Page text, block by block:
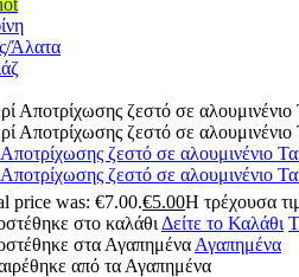
Άλατα
ζεστό σε αλουμινένιο
ζεστό σε αλουμινένιο
price was: €7.00.€5.00Η τρέχουσα
στο καλάθι Δείτε το Καλάθι
στα Αγαπημένα Αγαπημένα
από τα Αγαπημένα